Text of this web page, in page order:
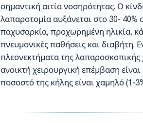
σημαντική αιτία νοσηρότητας. Ο
λαπαροτομία αυξάνεται στο 30- 40%
παχυσαρκία, προχωρημένη ηλικία,
πνευμονικές παθήσεις και διαβήτη.
πλεονεκτήματα της λαπαροσκοπικής
ανοικτή χειρουργική επέμβαση είναι
ποσοστό της κήλης είναι χαμηλό (1-